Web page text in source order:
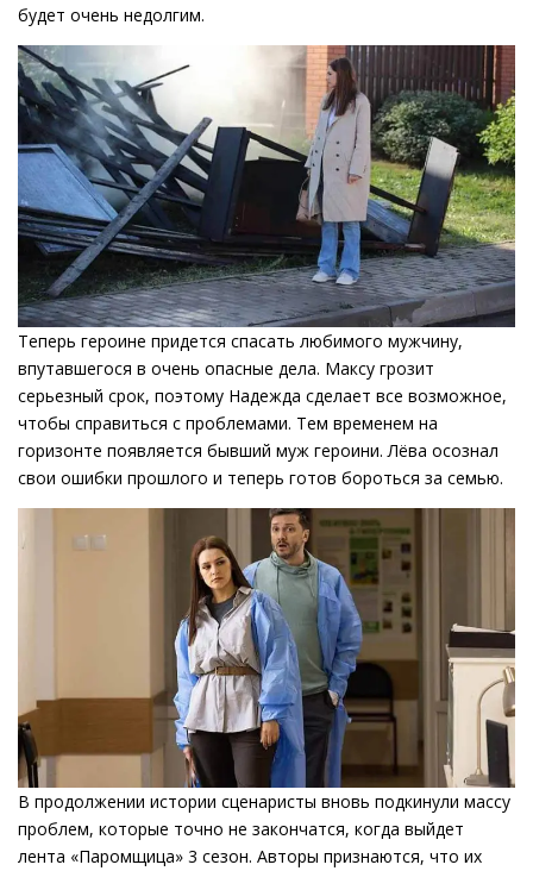
будет очень недолгим.
Теперь героине придется спасать любимого мужчину,
впутавшегося в очень опасные дела. Максу грозит
серьезный срок, поэтому Надежда сделает все возможное,
чтобы справиться с проблемами. Тем временем на
горизонте появляется бывший муж героини. Лёва осознал
свои ошибки прошлого и теперь готов бороться за семью.
В продолжении истории сценаристы вновь подкинули массу
проблем, которые точно не закончатся, когда выйдет
лента «Паромщица» 3 сезон. Авторы признаются, что их